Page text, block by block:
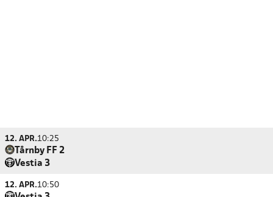
12. APR.10:25
Tårnby FF 2
Vestia 3
12. APR.10:50